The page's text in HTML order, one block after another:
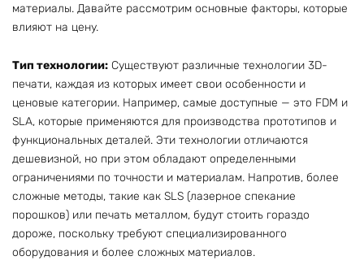
материалы. Давайте рассмотрим основные факторы, которые
влияют на цену.
Тип технологии: Существуют различные технологии 3D-
печати, каждая из которых имеет свои особенности и
ценовые категории. Например, самые доступные — это FDM и
SLA, которые применяются для производства прототипов и
функциональных деталей. Эти технологии отличаются
дешевизной, но при этом обладают определенными
ограничениями по точности и материалам. Напротив, более
сложные методы, такие как SLS (лазерное спекание
порошков) или печать металлом, будут стоить гораздо
дороже, поскольку требуют специализированного
оборудования и более сложных материалов.